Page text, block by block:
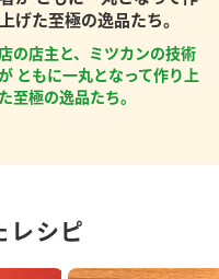
げた至極の逸品たち。
の店主と、ミツカンの技術
ともに一丸となって作り上
至極の逸品たち。
レシピ